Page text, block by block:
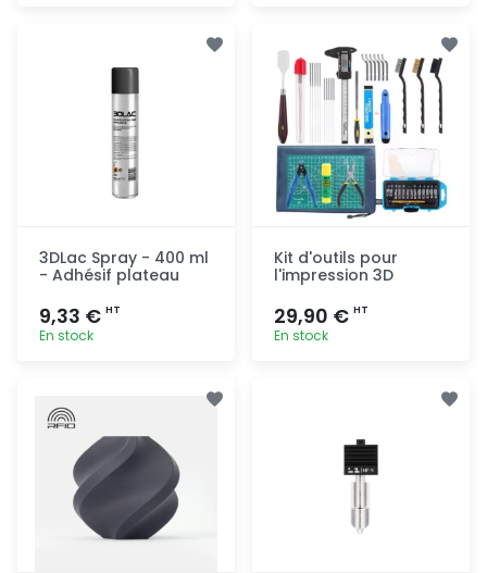
rapide
3DLac Spray - 400 ml
- Adhésif plateau
9,33 € HT
En stock
Kit d'outils pour
l'impression 3D
29,90 € HT
En stock